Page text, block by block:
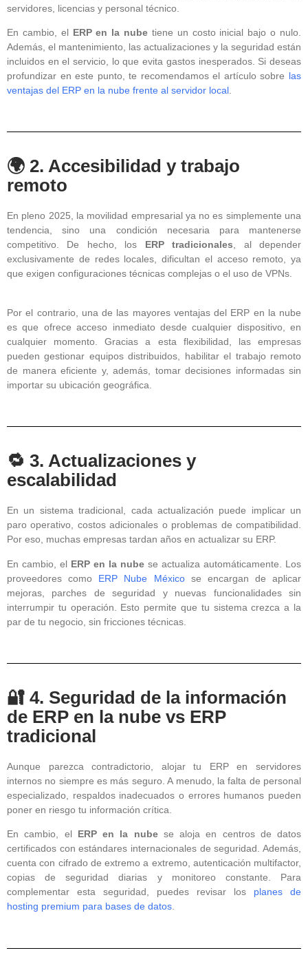
servidores, licencias y personal técnico.
En cambio, el ERP en la nube tiene un costo inicial bajo o nulo.
Además, el mantenimiento, las actualizaciones y la seguridad están
incluidos en el servicio, lo que evita gastos inesperados. Si deseas
profundizar en este punto, te recomendamos el artículo sobre las
ventajas del ERP en la nube frente al servidor local
🌍 2. Accesibilidad y trabajo
remoto
En pleno 2025, la movilidad empresarial ya no es simplemente una
tendencia, sino una condición necesaria para mantenerse
competitivo. De hecho, los ERP tradicionales, al depender
exclusivamente de redes locales, dificultan el acceso remoto, ya
que exigen configuraciones técnicas complejas o el uso de VPNs.
Por el contrario, una de las mayores ventajas del ERP en la nube
es que ofrece acceso inmediato desde cualquier dispositivo, en
cualquier momento. Gracias a esta flexibilidad, las empresas
pueden gestionar equipos distribuidos, habilitar el trabajo remoto
de manera eficiente y, además, tomar decisiones informadas sin
importar su ubicación geográfica.
🔁 3. Actualizaciones y
escalabilidad
En un sistema tradicional, cada actualización puede implicar un
paro operativo, costos adicionales o problemas de compatibilidad.
Por eso, muchas empresas tardan años en actualizar su ERP.
En cambio, el ERP en la nube se actualiza automáticamente. Los
proveedores como ERP Nube Méxicose encargan de aplicar
mejoras, parches de seguridad y nuevas funcionalidades sin
interrumpir tu operación. Esto permite que tu sistema crezca a la
par de tu negocio, sin fricciones técnicas.
🔐 4. Seguridad de la información
de ERP en la nube vs ERP
tradicional
Aunque parezca contradictorio, alojar tu ERP en servidores
internos no siempre es más seguro. A menudo, la falta de personal
especializado, respaldos inadecuados o errores humanos pueden
poner en riesgo tu información crítica.
En cambio, el ERP en la nubese aloja en centros de datos
certificados con estándares internacionales de seguridad. Además,
cuenta con cifrado de extremo a extremo, autenticación multifactor,
copias de seguridad diarias y monitoreo constante. Para
complementar esta seguridad, puedes revisar los planes de
hosting premium para bases de datos.